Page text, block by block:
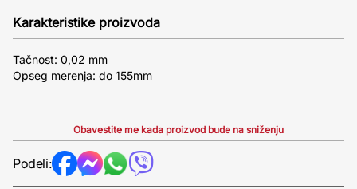
Karakteristike proizvoda
Tačnost: 0,02 mm
Opseg merenja: do 155mm
Obavestite me kada proizvod bude na sniženju
Podeli: